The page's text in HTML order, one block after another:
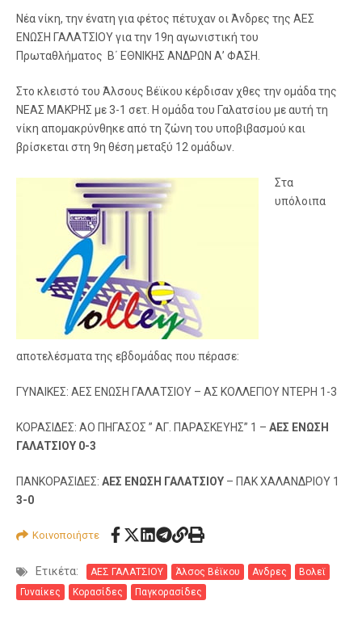
Νέα νίκη, την ένατη για φέτος πέτυχαν οι Άνδρες της ΑΕΣ
ΕΝΩΣΗ ΓΑΛΑΤΣΙΟΥ για την 19η αγωνιστική του
Πρωταθλήματος Β΄ ΕΘΝΙΚΗΣ ΑΝΔΡΩΝ Α’ ΦΑΣΗ.
Στο κλειστό του Άλσους Βέϊκου κέρδισαν χθες την ομάδα της
ΝΕΑΣ ΜΑΚΡΗΣ με 3-1 σετ. Η ομάδα του Γαλατσίου με αυτή τη
νίκη απομακρύνθηκε από τη ζώνη του υποβιβασμού και
βρίσκεται στη 9η θέση μεταξύ 12 ομάδων.
Στα
υπόλοιπα
αποτελέσματα της εβδομάδας που πέρασε:
ΓΥΝΑΙΚΕΣ: ΑΕΣ ΕΝΩΣΗ ΓΑΛΑΤΣΙΟΥ – ΑΣ ΚΟΛΛΕΓΙΟΥ ΝΤΕΡΗ 1-3
ΚΟΡΑΣΙΔΕΣ: ΑΟ ΠΗΓΑΣΟΣ ” ΑΓ. ΠΑΡΑΣΚΕΥΗΣ” 1 – ΑΕΣ ΕΝΩΣΗ
ΓΑΛΑΤΣΙΟΥ 0-3
ΠΑΝΚΟΡΑΣΙΔΕΣ: ΑΕΣ ΕΝΩΣΗ ΓΑΛΑΤΣΙΟΥ – ΠΑΚ ΧΑΛΑΝΔΡΙΟΥ 1
3-0
Κοινοποιήστε
Ετικέτα: ΑΕΣ ΓΑΛΑΤΣΙΟΥ Άλσος Βέϊκου Ανδρες
Βολεϊ
Γυναίκες
Κορασίδες Παγκορασίδες